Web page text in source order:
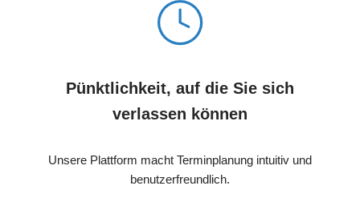
Pünktlichkeit, auf die Sie sich
verlassen können
Unsere Plattform macht Terminplanung intuitiv und
benutzerfreundlich.